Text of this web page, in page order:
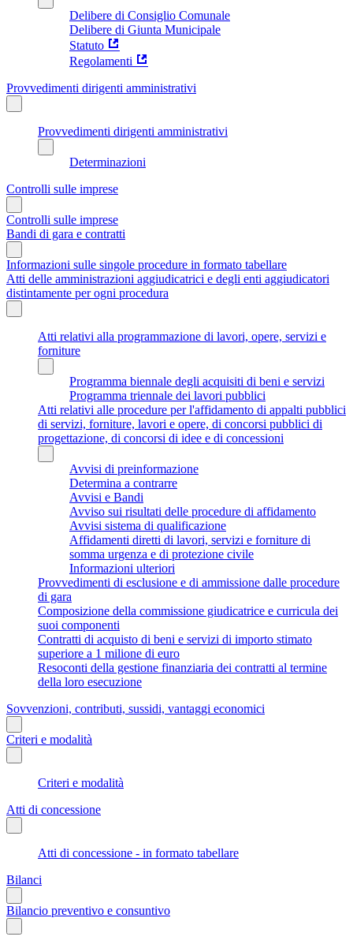
Delibere di Consiglio Comunale
Delibere di Giunta Municipale
Statuto
Regolamenti
Provvedimenti dirigenti amministrativi
Provvedimenti dirigenti amministrativi
Determinazioni
Controlli sulle imprese
Controlli sulle imprese
Bandi di gara e contratti
Informazioni sulle singole procedure in formato tabellare
Atti delle amministrazioni aggiudicatrici e degli enti aggiudicatori
distintamente per ogni procedura
Atti relativi alla programmazione di lavori, opere, servizi e
forniture
Programma biennale degli acquisiti di beni e servizi
Programma triennale dei lavori pubblici
Atti relativi alle procedure per l'affidamento di appalti pubblici
di servizi, forniture, lavori e opere, di concorsi pubblici di
progettazione, di concorsi di idee e di concessioni
Avvisi di preinformazione
Determina a contrarre
Avvisi e Bandi
Avviso sui risultati delle procedure di affidamento
Avvisi sistema di qualificazione
Affidamenti diretti di lavori, servizi e forniture di
somma urgenza e di protezione civile
Informazioni ulteriori
Provvedimenti di esclusione e di ammissione dalle procedure
di gara
Composizione della commissione giudicatrice e curricula dei
suoi componenti
Contratti di acquisto di beni e servizi di importo stimato
superiore a 1 milione di euro
Resoconti della gestione finanziaria dei contratti al termine
della loro esecuzione
Sovvenzioni, contributi, sussidi, vantaggi economici
Criteri e modalità
Criteri e modalità
Atti di concessione
Atti di concessione - in formato tabellare
Bilanci
Bilancio preventivo e consuntivo